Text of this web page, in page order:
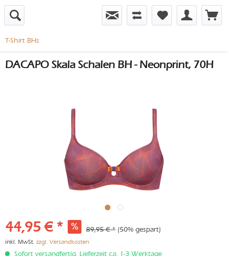
T-Shirt BHs
DACAPO Skala Schalen BH - Neonprint, 70H
44,95 € * 89,95 € * (50% gespart)
inkl. MwSt. zzgl. Versandkosten
Sofort versandfertig, Lieferzeit ca. 1-3 Werktage